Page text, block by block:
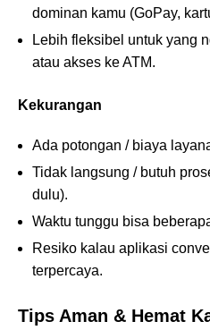
dominan kamu (GoPay,
Lebih fleksibel untuk yang
atau akses ke ATM.
Kekurangan
Ada potongan / biaya
Tidak langsung / butuh
dulu).
Waktu tunggu bisa
Resiko kalau aplikasi
terpercaya.
Tips Aman & Hemat